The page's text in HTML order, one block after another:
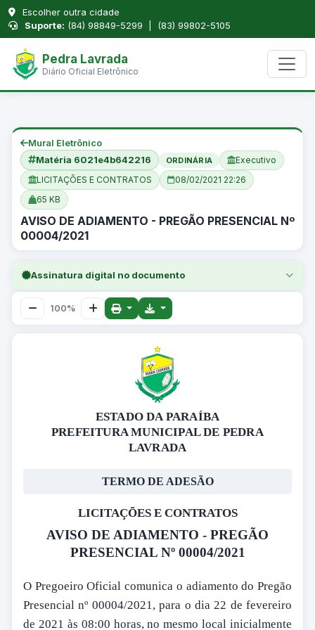
Escolher outra cidade
Suporte: (84) 98849-5299 | (83) 99802-5105
Pedra Lavrada
Diário Oficial Eletrônico
Mural Eletrônico
Matéria 6021e4b642216
ORDINÁRIA
Executivo
LICITAÇÕES E CONTRATOS
08/02/2021 22:26
65 KB
AVISO DE ADIAMENTO - PREGÃO PRESENCIAL Nº
00004/2021
Assinatura digital no documento
100%
ESTADO DA PARAÍBA
PREFEITURA MUNICIPAL DE PEDRA
LAVRADA
TERMO DE ADESÃO
LICITAÇÕES E CONTRATOS
AVISO DE ADIAMENTO - PREGÃO
PRESENCIAL Nº 00004/2021
O Pregoeiro Oficial comunica o adiamento do Pregão
Presencial nº 00004/2021, para o dia 22 de fevereiro
de 2021 às 08:00 horas, no mesmo local inicialmente